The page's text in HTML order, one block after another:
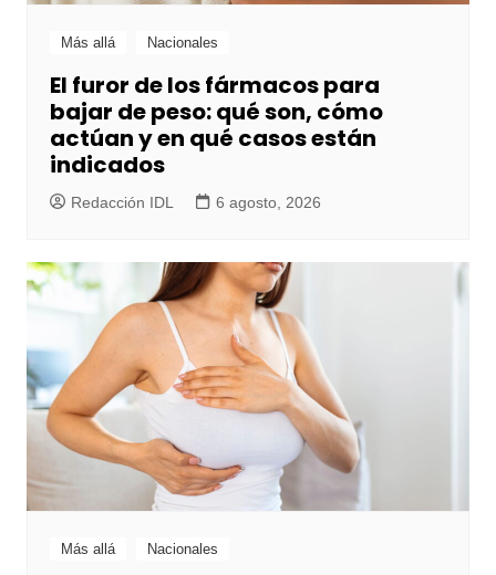
Más allá Nacionales
El furor de los fármacos para
bajar de peso: qué son, cómo
actúan y en qué casos están
indicados
Redacción IDL 6 agosto, 2026
Más allá Nacionales